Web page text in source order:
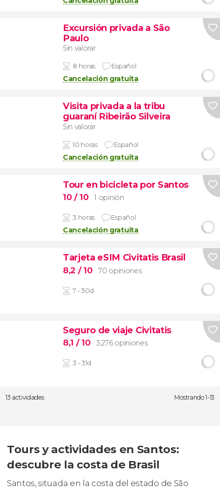
Excursión privada a São
Paulo
Sin valorar
8 horas Español
Cancelación gratuita
Visita privada a la tribu
guaraní Ribeirão Silveira
Sin valorar
10 horas Español
Cancelación gratuita
Tour en bicicleta por Santos
10 / 10 1 opinión
3 horas Español
Cancelación gratuita
Tarjeta eSIM Civitatis Brasil
8,2 / 10 70 opiniones
7 - 30d
Seguro de viaje Civitatis
8,1 / 10 3.276 opiniones
3 - 31d
13 actividades Mostrando 1-13
Tours y actividades en Santos:
descubre la costa de Brasil
Santos, situada en la costa del estado de São